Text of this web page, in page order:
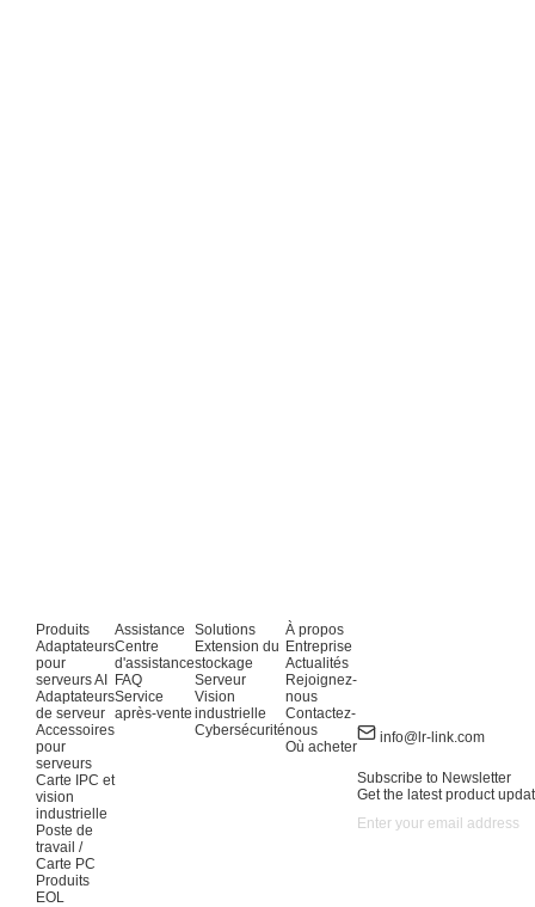
Produits
Adaptateurs
pour
serveurs AI
Adaptateurs
de serveur
Accessoires
pour
serveurs
Carte IPC et
vision
industrielle
Poste de
travail /
Carte PC
Produits
EOL
Assistance
Centre
d'assistance
FAQ
Service
après-vente
Solutions
Extension du
stockage
Serveur
Vision
industrielle
Cybersécurité
À propos
Entreprise
Actualités
Rejoignez-
nous
Contactez-
nous
Où acheter
info@lr-link.com
Subscribe to Newsletter
Get the latest product